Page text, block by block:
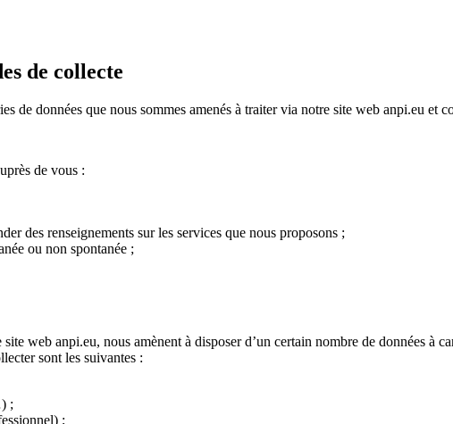
de collecte
de données que nous sommes amenés à traiter via notre site web anpi.eu et
de vous :
des renseignements sur les services que nous proposons ;
ou non spontanée ;
web anpi.eu, nous amènent à disposer d’un certain nombre de données à
sont les suivantes :
;
;